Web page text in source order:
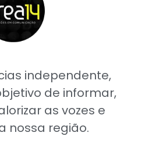
independente,
de informar,
as vozes e
nossa região.